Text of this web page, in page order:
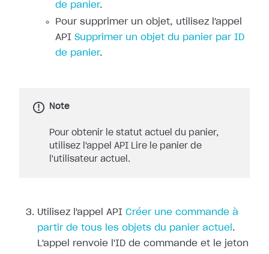
de panier.
Pour supprimer un objet, utilisez l'appel
API Supprimer un objet du panier par ID
de panier.
Note
Pour obtenir le statut actuel du panier,
utilisez l'appel API Lire le panier de
l'utilisateur actuel.
Utilisez l'appel API Créer une commande à
partir de tous les objets du panier actuel .
L'appel renvoie l'ID de commande et le jeton